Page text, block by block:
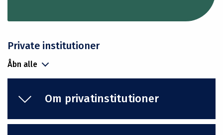
Private institutioner
Åbn alle
Om privatinstitutioner